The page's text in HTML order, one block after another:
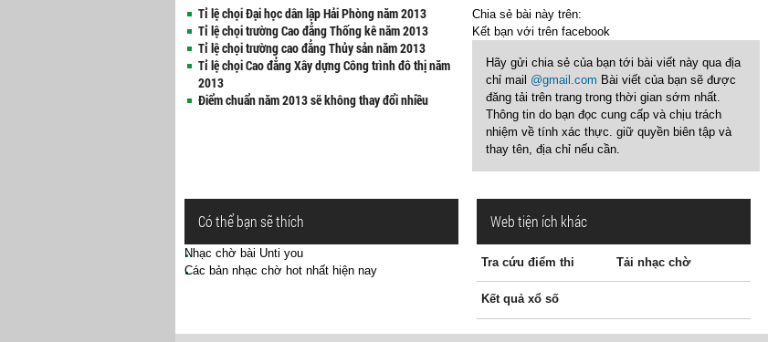
Tỉ lệ chọi Đại học dân lập Hải Phòng năm 2013
Tỉ lệ chọi trường Cao đẳng Thống kê năm 2013
Tỉ lệ chọi trường cao đẳng Thủy sản năm 2013
Tỉ lệ chọi Cao đẳng Xây dựng Công trình đô thị năm
2013
Điểm chuẩn năm 2013 sẽ không thay đổi nhiều
Chia sẻ bài này trên:
Kết bạn với trên facebook
Hãy gửi chia sẻ của bạn tới bài viết này qua địa
chỉ mail @gmail.com Bài viết của bạn sẽ được
đăng tải trên trang trong thời gian sớm nhất.
Thông tin do bạn đọc cung cấp và chịu trách
nhiệm về tính xác thực. giữ quyền biên tập và
thay tên, địa chỉ nếu cần.
Có thể bạn sẽ thích
Nhạc chờ bài Unti you
Các bản nhạc chờ hot nhất hiện nay
Web tiện ích khác
Tra cứu điểm thi Tải nhạc chờ
Kết quả xổ số